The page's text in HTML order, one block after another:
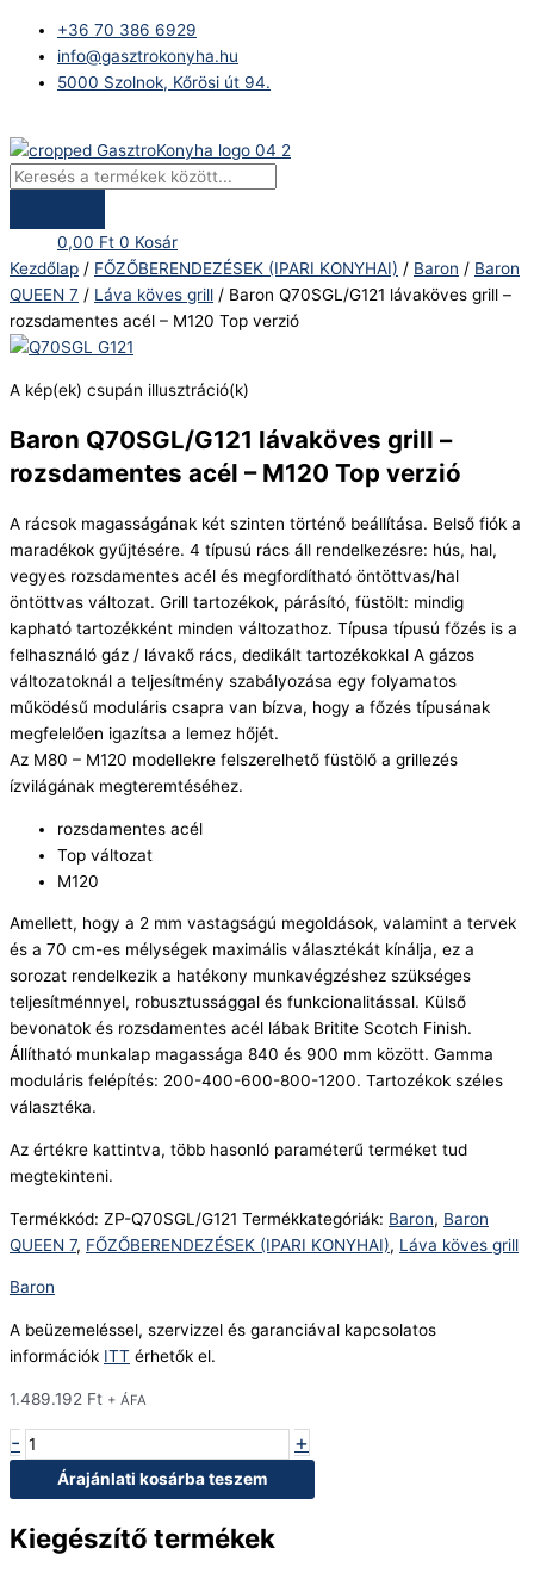
content
+36 70 386 6929
info@gasztrokonyha.hu
5000 Szolnok, Kőrösi út 94.
search
0,00 Ft 0 Kosár
Kezdőlap / FŐZŐBERENDEZÉSEK (IPARI KONYHAI) / Baron / Baron
QUEEN 7 / Láva köves grill / Baron Q70SGL/G121 lávaköves grill –
rozsdamentes acél – M120 Top verzió
A kép(ek) csupán illusztráció(k)
Baron Q70SGL/G121 lávaköves grill –
rozsdamentes acél – M120 Top verzió
A rácsok magasságának két szinten történő beállítása. Belső fiók a
maradékok gyűjtésére. 4 típusú rács áll rendelkezésre: hús, hal,
vegyes rozsdamentes acél és megfordítható öntöttvas/hal
öntöttvas változat. Grill tartozékok, párásító, füstölt: mindig
kapható tartozékként minden változathoz. Típusa típusú főzés is a
felhasználó gáz / lávakő rács, dedikált tartozékokkal A gázos
változatoknál a teljesítmény szabályozása egy folyamatos
működésű moduláris csapra van bízva, hogy a főzés típusának
megfelelően igazítsa a lemez hőjét.
Az M80 – M120 modellekre felszerelhető füstölő a grillezés
ízvilágának megteremtéséhez.
rozsdamentes acél
Top változat
M120
Amellett, hogy a 2 mm vastagságú megoldások, valamint a tervek
és a 70 cm-es mélységek maximális választékát kínálja, ez a
sorozat rendelkezik a hatékony munkavégzéshez szükséges
teljesítménnyel, robusztussággal és funkcionalitással. Külső
bevonatok és rozsdamentes acél lábak Britite Scotch Finish.
Állítható munkalap magassága 840 és 900 mm között. Gamma
moduláris felépítés: 200-400-600-800-1200. Tartozékok széles
választéka.
Az értékre kattintva, több hasonló paraméterű terméket tud
megtekinteni.
Termékkód: ZP-Q70SGL/G121 Termékkategóriák: Baron, Baron
QUEEN 7, FŐZŐBERENDEZÉSEK (IPARI KONYHAI), Láva köves grill
Baron
A beüzemeléssel, szervizzel és garanciával kapcsolatos
információk ITT érhetők el.
1.489.192 Ft + ÁFA
-
Q70SGL/G121
lávaköves
grill
rozsdamentes
acél
-
verzió
mennyiség
+
Árajánlati kosárba teszem
Kiegészítő termékek